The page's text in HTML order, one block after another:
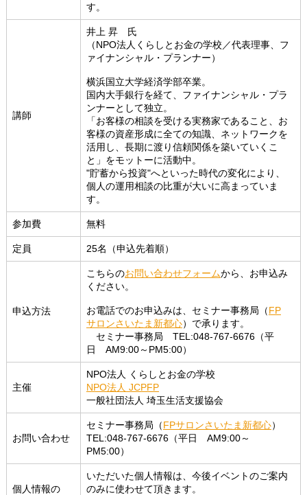
す。
講師
井上 昇 氏
（NPO法人くらしとお金の学校／代表理事、フ
ァイナンシャル・プランナー）
横浜国立大学経済学部卒業。
国内大手銀行を経て、ファイナンシャル・プラ
ンナーとして独立。
「お客様の相談を受ける実務家であること、お
客様の資産形成に全ての知識、ネットワークを
活用し、長期に渡り信頼関係を築いていくこ
と」をモットーに活動中。
"貯蓄から投資"へといった時代の変化により、
個人の運用相談の比重が大いに高まっていま
す。
参加費 無料
定員 25名（申込先着順）
申込方法
こちらのお問い合わせフォームから、お申込み
ください。
お電話でのお申込みは、セミナー事務局（FP
サロンさいたま新都心）で承ります。
セミナー事務局 TEL:048-767-6676（平
日 AM9:00～PM5:00）
主催
NPO法人 くらしとお金の学校
NPO法人 JCPFP
一般社団法人 埼玉生活支援協会
お問い合わせ
セミナー事務局（FPサロンさいたま新都心）
TEL:048-767-6676（平日 AM9:00～
PM5:00）
個人情報の
いただいた個人情報は、今後イベントのご案内
のみに使わせて頂きます。